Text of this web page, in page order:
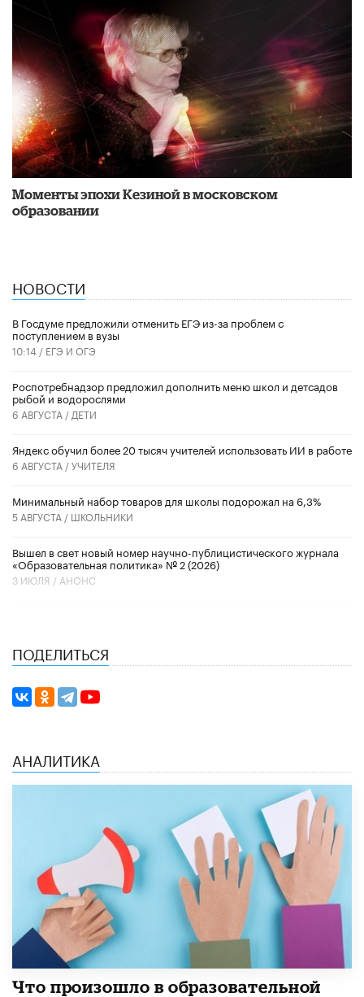
Моменты эпохи Кезиной в московском
образовании
НОВОСТИ
В Госдуме предложили отменить ЕГЭ из-за проблем с
поступлением в вузы
10:14 / ЕГЭ И ОГЭ
Роспотребнадзор предложил дополнить меню школ и детсадов
рыбой и водорослями
6 АВГУСТА / ДЕТИ
​Яндекс обучил более 20 тысяч учителей использовать ИИ в работе
6 АВГУСТА /УЧИТЕЛЯ
Минимальный набор товаров для школы подорожал на 6,3%
5 АВГУСТА / ШКОЛЬНИКИ
Вышел в свет новый номер научно-публицистического журнала
«Образовательная политика» № 2 (2026)
3 ИЮЛЯ / АНОНС
ПОДЕЛИТЬСЯ
АНАЛИТИКА
​Что произошло в образовательной